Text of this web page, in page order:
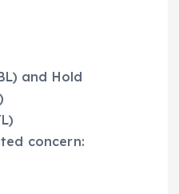
and Hold
concern: